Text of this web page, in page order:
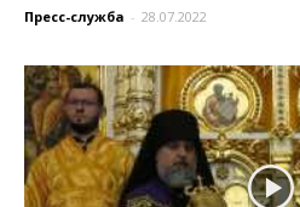
Пресс-служба - 28.07.2022